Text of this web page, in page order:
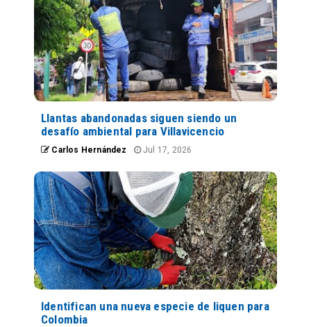
Llantas abandonadas siguen siendo un
desafío ambiental para Villavicencio
Carlos Hernández Jul 17, 2026
Identifican una nueva especie de liquen para
Colombia